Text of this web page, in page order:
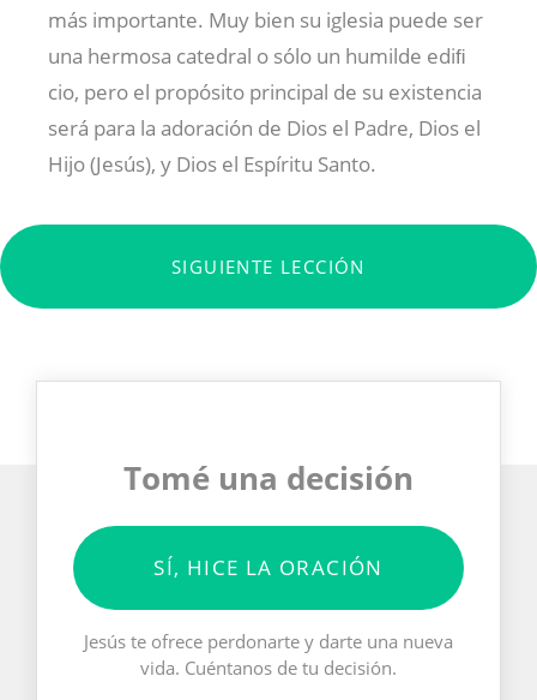
más importante. Muy bien su iglesia puede ser
una hermosa catedral o sólo un humilde ediﬁ
cio, pero el propósito principal de su existencia
será para la adoración de Dios el Padre, Dios el
Hijo (Jesús), y Dios el Espíritu Santo.
SIGUIENTE LECCIÓN
Tomé una decisión
SÍ, HICE LA ORACIÓN
Jesús te ofrece perdonarte y darte una nueva
vida. Cuéntanos de tu decisión.